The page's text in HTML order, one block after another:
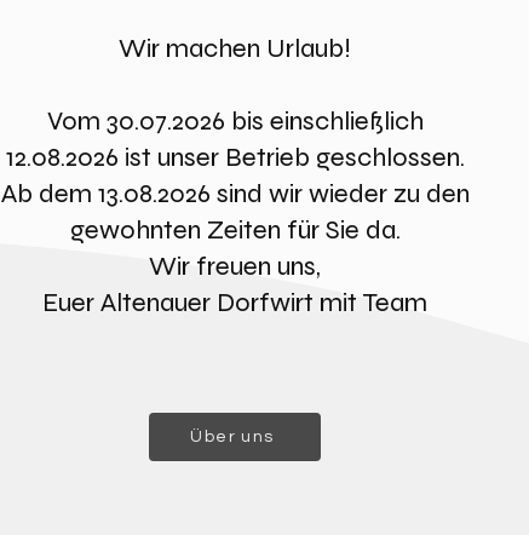
Wir machen Urlaub!
Vom 30.07.2026 bis einschließlich
12.08.2026 ist unser Betrieb geschlossen.
Ab dem 13.08.2026 sind wir wieder zu den
gewohnten Zeiten für Sie da.
Wir freuen uns,
Euer Altenauer Dorfwirt mit Team
Über uns